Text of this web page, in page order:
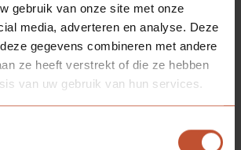
gebruik van onze site met onze
media, adverteren en analyse. Deze
gegevens combineren met andere
ze heeft verstrekt of die ze hebben
van uw gebruik van hun services.
22-07-2025